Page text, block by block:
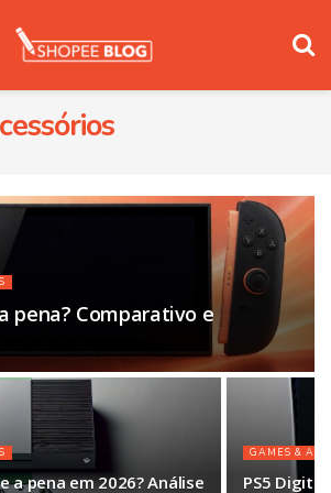
pena? Comparativo e
a pena em 2026? Análise
GAMES &
PS5